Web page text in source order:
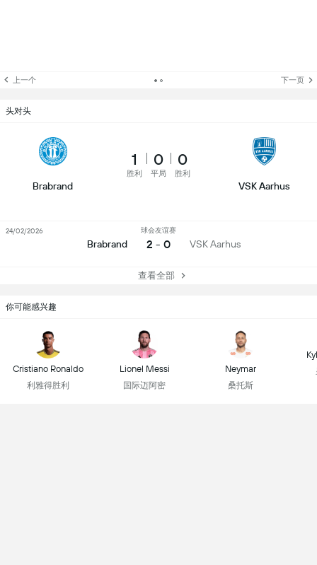
上一个 下一页
头对头
Brabrand
1
胜利
0
平局
0
胜利
VSK Aarhus
Brabrand
球会友谊赛
2 - 0 VSK Aarhus
24/02/2026
查看全部
你可能感兴趣
Cristiano Ronaldo
利雅得胜利
Lionel Messi
国际迈阿密
Neymar
桑托斯